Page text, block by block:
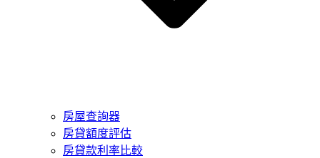
房屋查詢器
房貸額度評估
房貸款利率比較